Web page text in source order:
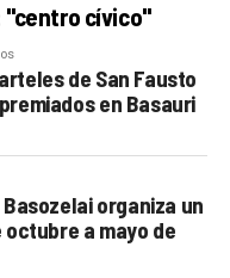
"centro cívico"
de San Fausto
en Basauri
organiza un
octubre a mayo de